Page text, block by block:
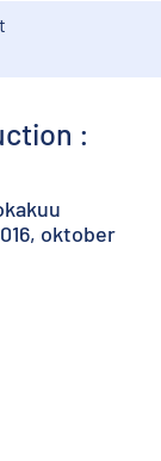
:
oktober